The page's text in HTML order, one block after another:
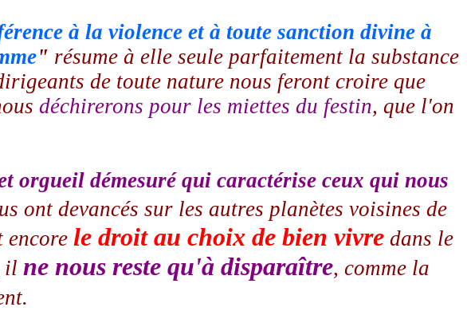
à la violence et à toute sanction divine à
" résume à elle seule parfaitement la substance
de toute nature nous feront croire que
déchirerons pour les miettes du festin, que l'on
orgueil démesuré qui caractérise ceux qui nous
ont devancés sur les autres planètes voisines de
encore le droit au choix de bien vivre dans le
il ne nous reste qu'à disparaître, comme la